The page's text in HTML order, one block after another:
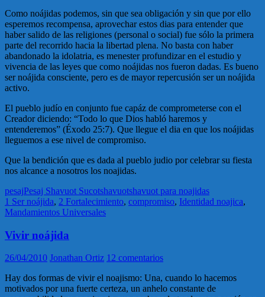
Como noájidas podemos, sin que sea obligación y sin que por ello
esperemos recompensa, aprovechar estos dias para entender que
haber salido de las religiones (personal o social) fue sólo la primera
parte del recorrido hacia la libertad plena. No basta con haber
abandonado la idolatria, es menester profundizar en el estudio y
vivencia de las leyes que como noájidas nos fueron dadas. Es bueno
ser noájida consciente, pero es de mayor repercusión ser un noájida
activo.
El pueblo judío en conjunto fue capáz de comprometerse con el
Creador diciendo: “Todo lo que Dios habló haremos y
entenderemos” (Éxodo 25:7). Que llegue el dia en que los noájidas
lleguemos a ese nivel de compromiso.
Que la bendición que es dada al pueblo judio por celebrar su fiesta
nos alcance a nosotros los noajidas.
pesajPesaj Shavuot Sucotshavuotshavuot para noajidas
1 Ser noájida, 2 Fortalecimiento, compromiso, Identidad noajica,
Mandamientos Universales
Vivir noájida
26/04/2010 Jonathan Ortiz 12 comentarios
Hay dos formas de vivir el noajismo: Una, cuando lo hacemos
motivados por una fuerte certeza, un anhelo constante de